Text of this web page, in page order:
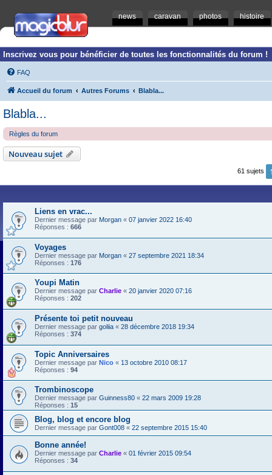
news caravan photos histoire
Inscrivez vous pour bénéficier de toutes les fonctionnalités du forum !
FAQ
Accueil du forum Autres Forums Blabla...
Blabla...
Règles du forum
Nouveau sujet
61 sujets
Liens en vrac...
Dernier message par Morgan « 07 janvier 2022 16:40
Réponses : 666
Voyages
Dernier message par Morgan « 27 septembre 2021 18:34
Réponses : 176
Youpi Matin
Dernier message par Charlie « 20 janvier 2020 07:16
Réponses : 202
Présente toi petit nouveau
Dernier message par goliia « 28 décembre 2018 19:34
Réponses : 374
Topic Anniversaires
Dernier message par Nico « 13 octobre 2010 08:17
Réponses : 94
Trombinoscope
Dernier message par Guinness80 « 22 mars 2009 19:28
Réponses : 15
Blog, blog et encore blog
Dernier message par Gont008 « 22 septembre 2015 15:40
Bonne année!
Dernier message par Charlie « 01 février 2015 09:54
Réponses : 34